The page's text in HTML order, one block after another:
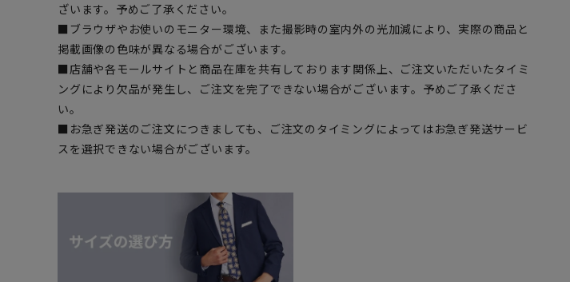
ざいます。予めご了承ください。
■ブラウザやお使いのモニター環境、また撮影時の室内外の光加減により、実際の商品と
掲載画像の色味が異なる場合がございます。
■店舗や各モールサイトと商品在庫を共有しております関係上、ご注文いただいたタイミ
ングにより欠品が発生し、ご注文を完了できない場合がございます。予めご了承くださ
い。
■お急ぎ発送のご注文につきましても、ご注文のタイミングによってはお急ぎ発送サービ
スを選択できない場合がございます。